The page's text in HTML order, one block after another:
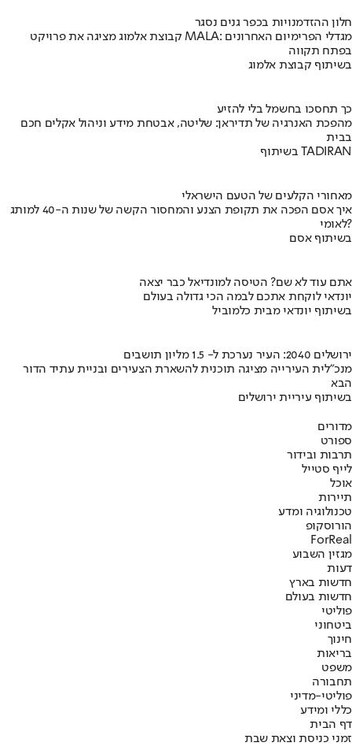
חלון ההזדמנויות בכפר גנים נסגר
קבוצת אלמוג מציגה את פרויקט MALA: מגדלי הפרימיום האחרונים
בפתח תקווה
בשיתוף קבוצת אלמוג
כך תחסכו בחשמל בלי להזיע
מהפכת האנרגיה של תדיראן: שליטה, אבטחת מידע וניהול אקלים חכם
בבית
בשיתוף TADIRAN
מאחורי הקלעים של הטעם הישראלי
איך אסם הפכה את תקופת הצנע והמחסור הקשה של שנות ה-40 למותג
לאומי?
בשיתוף אסם
אתם עוד לא שם? הטיסה למונדיאל כבר יצאה
יונדאי לוקחת אתכם לבמה הכי גדולה בעולם
בשיתוף יונדאי מבית כלמוביל
ירושלים 2040: העיר נערכת ל- 1.5 מליון תושבים
מנכ"לית העירייה מציגה תוכנית להשארת הצעירים ובניית עתיד הדור
הבא
בשיתוף עיריית ירושלים
מדורים
ספורט
תרבות ובידור
לייף סטייל
אוכל
תיירות
טכנולוגיה ומדע
הורוסקופ
ForReal
מגזין השבוע
דעות
חדשות בארץ
חדשות בעולם
פוליטי
ביטחוני
חינוך
בריאות
משפט
תחבורה
פוליטי-מדיני
כללי ומידע
דף הבית
זמני כניסת וצאת שבת